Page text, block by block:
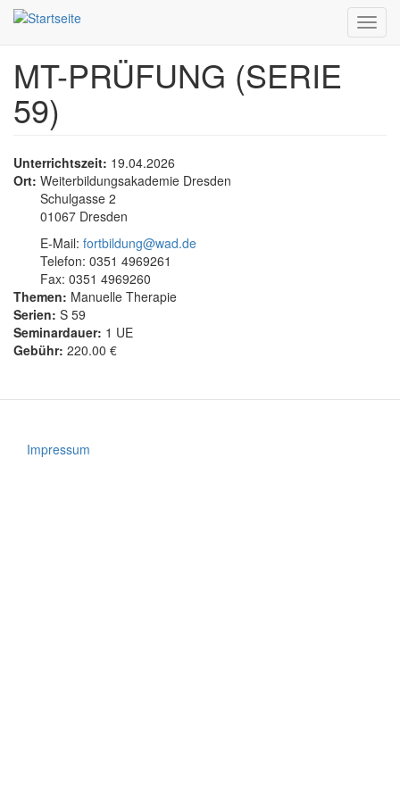
Direkt
zum
Inhalt
MT-PRÜFUNG (SERIE
59)
Unterrichtszeit: 19.04.2026
Ort: Weiterbildungsakademie Dresden
Schulgasse 2
01067 Dresden
E-Mail: fortbildung@wad.de
Telefon: 0351 4969261
Fax: 0351 4969260
Themen: Manuelle Therapie
Serien: S 59
Seminardauer: 1 UE
Gebühr: 220.00 €
Impressum